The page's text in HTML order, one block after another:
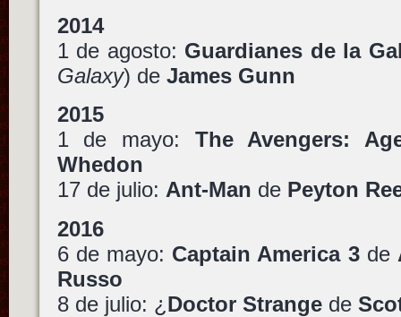
2014
1 de agosto: Guardianes de la
Galaxy) de James Gunn
2015
1 de mayo: The Avengers:
Whedon
17 de julio: Ant-Man de Peyton
2016
6 de mayo: Captain America 3de
Russo
8 de julio: ¿ Doctor Strangede